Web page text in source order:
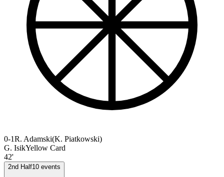
0-1R. Adamski(K. Piatkowski)
G. IsikYellow Card
42'
2nd Half10 events